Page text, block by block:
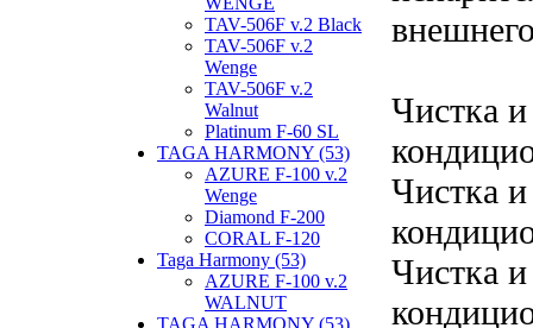
TAV-506F v.2 Black
TAV-506F v.2
Wenge
TAV-506F v.2
Walnut
Platinum F-60 SL
TAGA HARMONY (53)
AZURE F-100 v.2
Wenge
Diamond F-200
CORAL F-120
Taga Harmony (53)
AZURE F-100 v.2
WALNUT
TAGA HARMONY (53)
Чистка
Чистка
Чистка